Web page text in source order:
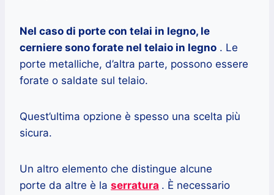
Nel caso di porte con telai in legno, le
cerniere sono forate nel telaio in legno . Le
porte metalliche, d’altra parte, possono essere
forate o saldate sul telaio.
Quest’ultima opzione è spesso una scelta più
sicura.
Un altro elemento che distingue alcune
porte da altre è la serratura . È necessario